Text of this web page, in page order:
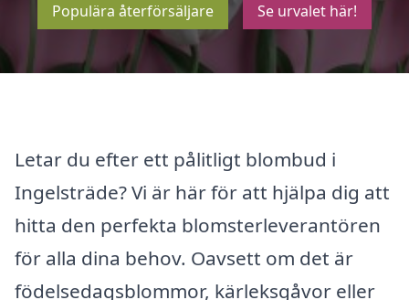
Populära återförsäljare Se urvalet här!
Letar du efter ett pålitligt blombud i
Ingelsträde? Vi är här för att hjälpa dig att
hitta den perfekta blomsterleverantören
för alla dina behov. Oavsett om det är
födelsedagsblommor, kärleksgåvor eller